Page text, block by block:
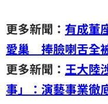
更多新聞： 有成董
愛巢 捧臉喇舌全
更多新聞： 王大陸
事」：演藝事業徹